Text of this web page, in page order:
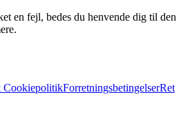
en fejl, bedes du henvende dig til den
CookiepolitikForretningsbetingelserRet